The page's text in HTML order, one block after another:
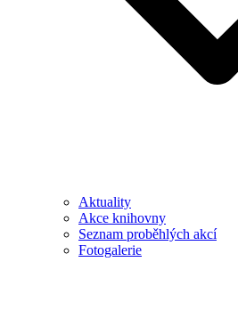
Aktuality
Akce knihovny
Seznam proběhlých akcí
Fotogalerie